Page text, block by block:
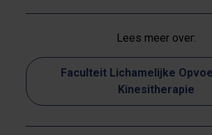
Lees meer over:
Faculteit Lichamelijke
Kinesitherapie